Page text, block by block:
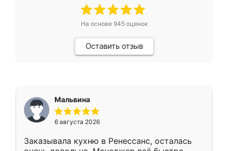
На основе 945оценок
Оставить отзыв
Мальвина
6 августа 2026
Заказывала кухню в Ренессанс, осталась